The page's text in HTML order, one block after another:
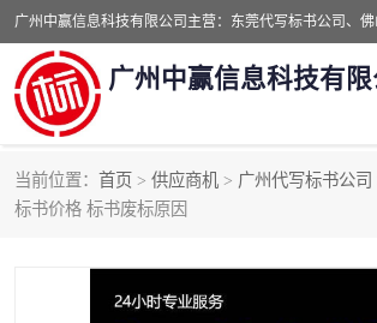
广州中赢信息科技有限
当前位置： 首页 > 供应商机 > 广州代写标书公司
标书价格 标书废标原因
东莞代写标书公司
深圳代写标书公司 广州代写